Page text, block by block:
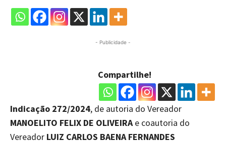
- Publicidade -
Compartilhe!
Indicação 272/2024, de autoria do Vereador
MANOELITO FELIX DE OLIVEIRA e coautoria do
Vereador LUIZ CARLOS BAENA FERNANDES